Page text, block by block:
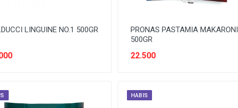
LINGUINE NO.1 500GR
PRONAS PASTAMIA MAKARONI
500GR
22.500
HABIS